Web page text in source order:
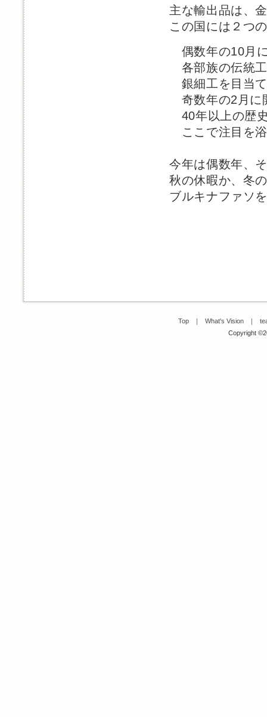
主な輸出品は、
この国には２つ
偶数年の10月
各部族の伝統
銀細工を目当
奇数年の2月に
40年以上の歴
ここで注目を
今年は偶数年、
秋の休暇か、冬
ブルキナファソ
Top What's Vision
Copyright